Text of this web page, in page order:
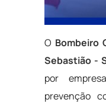
O Bombeiro
Sebastião -
por
prevenção